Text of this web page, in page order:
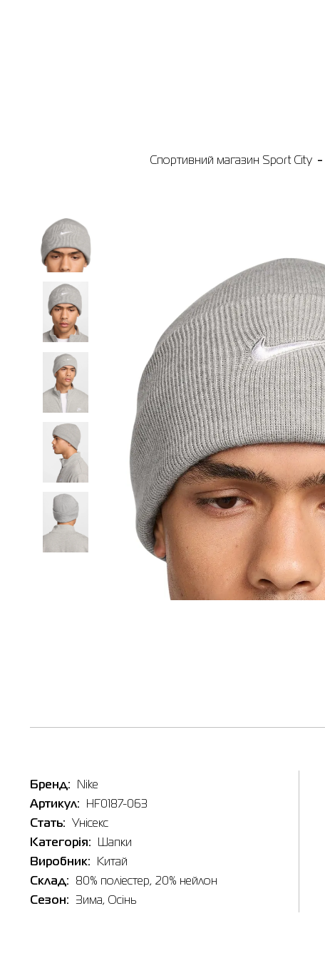
Спортивний магазин Sport City
Бренд:
Nike
Артикул:
HF0187-063
Стать:
Унісекс
Категорія:
Шапки
Виробник:
Китай
Склад:
80% полiестер, 20% нейлон
Сезон:
Зима, Осінь